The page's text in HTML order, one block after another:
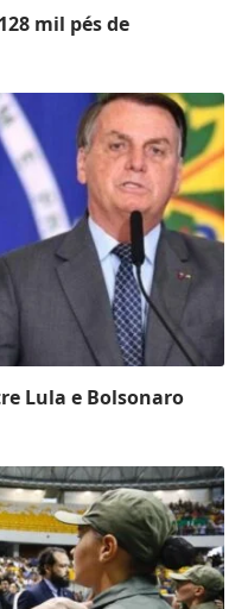
mil pés de
Lula e Bolsonaro